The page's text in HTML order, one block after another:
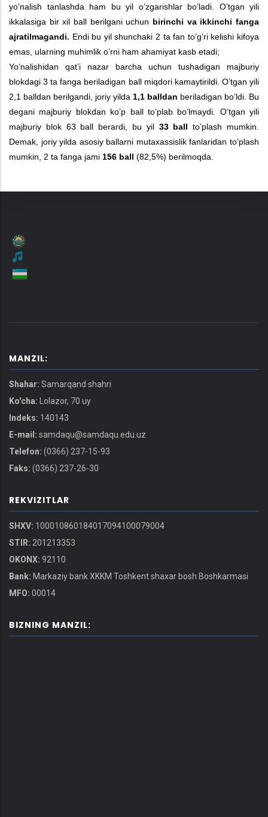
yo’nalish tanlashda ham bu yil o’zgarishlar bo’ladi. O’tgan yili
ikkalasiga bir xil ball berilgani uchun birinchi va ikkinchi fanga
ajratilmagandi. Endi bu yil shunchaki 2 ta fan to’g’ri kelishi kifoya
emas, ularning muhimlik o’rni ham ahamiyat kasb etadi;
Yo’nalishidan qat’i nazar barcha uchun tushadigan majburiy
blokdagi 3 ta fanga beriladigan ball miqdori kamaytirildi. O’tgan yili
2,1 balldan berilgandi, joriy yilda 1,1 balldan beriladigan bo’ldi. Bu
degani majburiy blokdan ko’p ball to’plab bo’lmaydi. O’tgan yili
majburiy blok 63 ball berardi, bu yil 33 ballto’plash mumkin.
Demak, joriy yilda asosiy ballarni mutaxassislik fanlaridan to’plash
mumkin, 2 ta fanga jami 156 ball (82,5%) berilmoqda.
MANZIL:
Shahar: Samarqand shahri
Ko'cha: Lolazor, 70 uy
Indeks: 140143
E-mail: samdaqu@samdaqu.edu.uz
Telefon: (0366) 237-15-93
Faks: (0366) 237-26-30
REKVIZITLAR
SHXV: 100010860184017094100079004
STIR: 201213353
OKONX: 92110
Bank: Markaziy bank XKKM Toshkent shaxar bosh Boshkarmasi
MFO: 00014
BIZNING MANZIL: